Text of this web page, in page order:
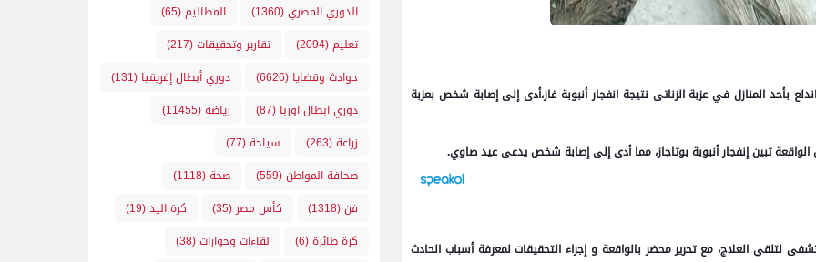
بأحد المنازل في عزبة الزناتى نتيجة انفجار أنبوبة غاز،أدى إلى إصابة شخص بعزبة
الواقعة تبين إنفجار أنبوبة بوتاجاز، مما أدى إلى إصابة شخص يدعى عيد صاوي.
لتلقي العلاج، مع تحرير محضر بالواقعة و إجراء التحقيقات لمعرفة أسباب الحادث
الدوري المصري(1360) المظاليم(65)
تعليم(2094) تقارير وتحقيقات(217)
حوادث وقضايا (6626) دوري أبطال إفريقيا (131)
دوري ابطال اوربا (87) رياضة(11455)
زراعة(263) سياحة(77)
صحافة المواطن(559) صحة(1118)
فن(1318) كأس مصر (35) كرة اليد(19)
كرة طائرة(6) لقاءات وحوارات(38)